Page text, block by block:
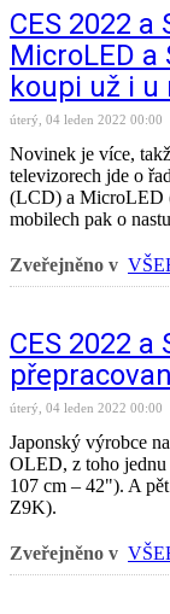
CES 2022
MicroLED a
koupi už i u
úterý, 04 leden 2022 00:00
Novinek je více,
televizorech jde o
(LCD) a MicroLED
mobilech pak o
Zveřejněno v
CES 2022 a
úterý, 04 leden 2022 00:00
Japonský výrobce
OLED, z toho
107 cm – 42"). A
Z9K).
Zveřejněno v